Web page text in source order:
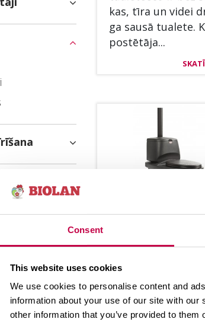
Consent
This website uses cookies
We use cookies to personalise content and
information about your use of our site with
other information that you’ve provided to
kas, tīra un vi­dei
ga sausā tua­le­te.
postētā­ja...
LE­TE
Bio­lan Sausā
bez sma­kas un
ērta sausā tua­le­te
mājās un